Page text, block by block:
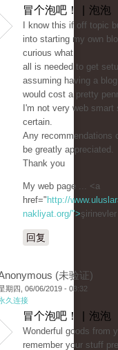
冒个泡吧！ | 泡泡
I know this if off topic
into starting my own
curious what
all is needed to get
assuming having a
would cost a pretty
I'm not very web
certain.
Any recommendations
be greatly appreciated.
Thank you
My web page ... <a
href=" http://
nakliyat.org/">
回复
(未验证)
期四, 06/06/2019 - 03:32
久连接
冒个泡吧！ | 泡泡
Wonderful goods from
remember your stuff